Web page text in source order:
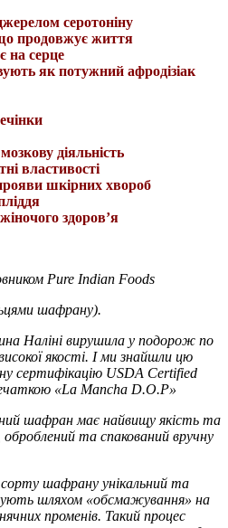
серотоніну
продовжує життя
на серце
як потужний афродізіак
діяльність
властивості
шкірних хвороб
здоров’я
Pure Indian Foods
шафрану).
Наліні вирушила у подорож по
якості. І ми знайшли цю
сертифікацію USDA Certified
«La Mancha D.O.P»
шафран має найвищу якість та
та спакований вручну
шафрану унікальний та
шляхом «обсмажування» на
променів. Такий процес